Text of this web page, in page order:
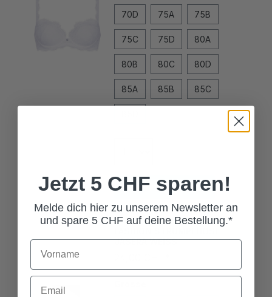
75C 75D 80A
80B 80C 80D
85A 85B 85C
85D
In den Warenkorb
FASHION STRUMPFHOSE
Grösse
Jetzt 5 CHF sparen!
Melde dich hier zu unserem Newsletter an
und spare 5 CHF auf deine Bestellung.*